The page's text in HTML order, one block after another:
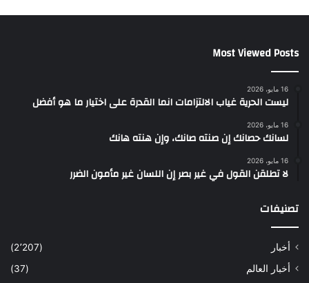
Most Viewed Posts
16 مايو، 2026
ليست الحرية غياب الالتزامات انما القدرة على اختيار ما هو أفضل
16 مايو، 2026
لسانك حصانك إن صنته صانك، وإن هنته هانك
16 مايو، 2026
لا تطلقن القول في غير بصر إن اللسان غير مأمون الضرر
تصنيفات
أخبار
(2٬207)
أخبار العالم
(37)